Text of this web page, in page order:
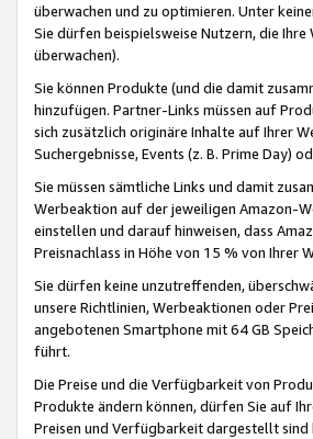
überwachen und zu optimieren. Unter
Sie dürfen beispielsweise Nutzern, die
überwachen).
Sie können Produkte (und die damit
hinzufügen. Partner-Links müssen auf
sich zusätzlich originäre Inhalte auf Ihrer
Suchergebnisse, Events (z. B. Prime Day)
Sie müssen sämtliche Links und damit
Werbeaktion auf der jeweiligen Amazon-
einstellen und darauf hinweisen, dass
Preisnachlass in Höhe von 15 % von Ihrer
Sie dürfen keine unzutreffenden,
unsere Richtlinien, Werbeaktionen oder
angebotenen Smartphone mit 64 GB
führt.
Die Preise und die Verfügbarkeit von
Produkte ändern können, dürfen Sie auf
Preisen und Verfügbarkeit dargestellt sind